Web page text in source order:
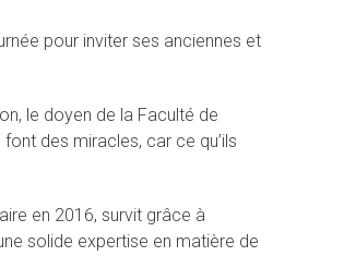
pour inviter ses anciennes et
le doyen de la Faculté de
des miracles, car ce qu’ils
en 2016, survit grâce à
solide expertise en matière de